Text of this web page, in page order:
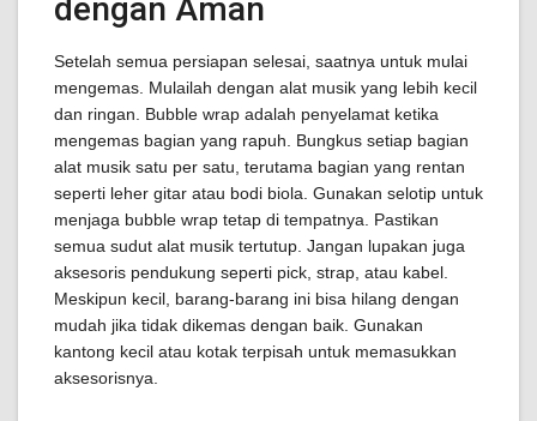
dengan Aman
Setelah semua persiapan selesai, saatnya untuk mulai
mengemas. Mulailah dengan alat musik yang lebih kecil
dan ringan. Bubble wrap adalah penyelamat ketika
mengemas bagian yang rapuh. Bungkus setiap bagian
alat musik satu per satu, terutama bagian yang rentan
seperti leher gitar atau bodi biola. Gunakan selotip untuk
menjaga bubble wrap tetap di tempatnya. Pastikan
semua sudut alat musik tertutup. Jangan lupakan juga
aksesoris pendukung seperti pick, strap, atau kabel.
Meskipun kecil, barang-barang ini bisa hilang dengan
mudah jika tidak dikemas dengan baik. Gunakan
kantong kecil atau kotak terpisah untuk memasukkan
aksesorisnya.